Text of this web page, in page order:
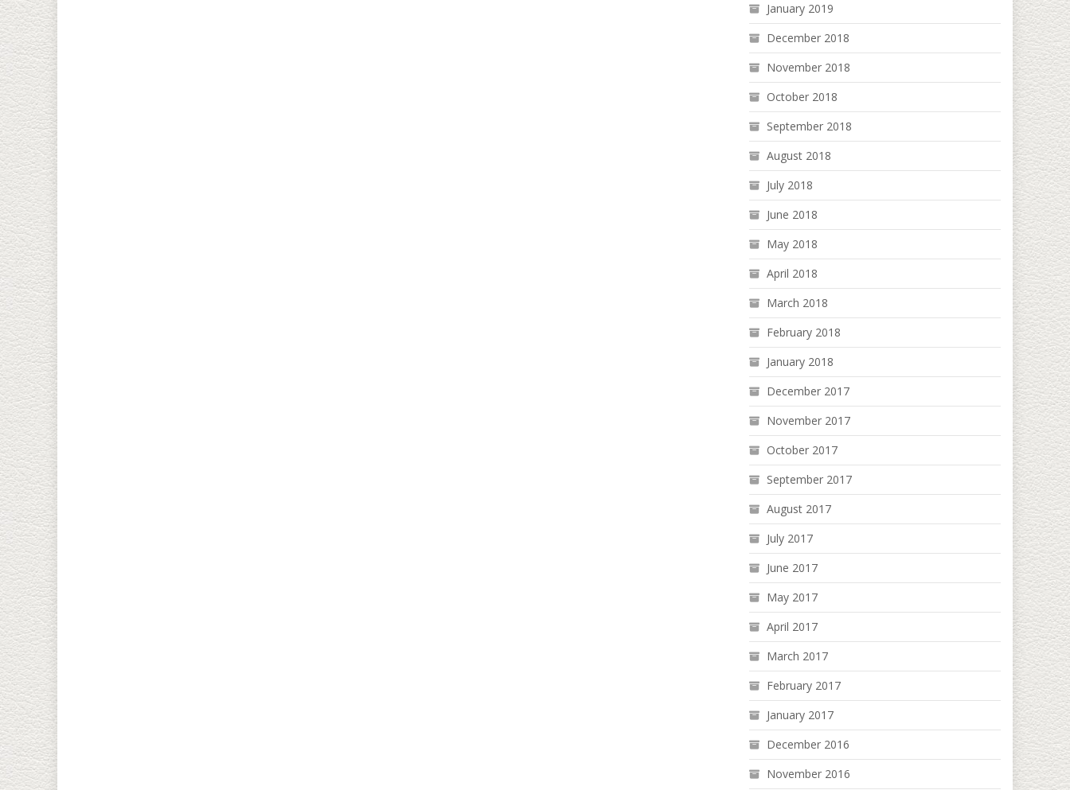
January 2019
December 2018
November 2018
October 2018
September 2018
August 2018
July 2018
June 2018
May 2018
April 2018
March 2018
February 2018
January 2018
December 2017
November 2017
October 2017
September 2017
August 2017
July 2017
June 2017
May 2017
April 2017
March 2017
February 2017
January 2017
December 2016
November 2016